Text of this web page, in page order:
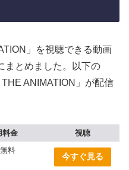
」を視聴できる動画
まとめました。以下の
ANIMATION」が配信
料金
視聴
料
今すぐ見る